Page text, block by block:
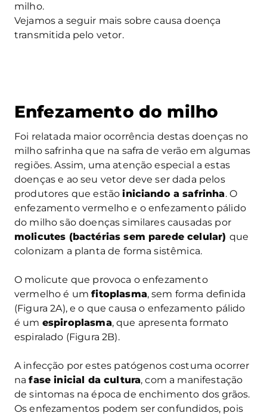
milho.
Vejamos a seguir mais sobre causa doença
transmitida pelo vetor.
Enfezamento do milho
Foi relatada maior ocorrência destas doenças no
milho safrinha que na safra de verão em algumas
regiões. Assim, uma atenção especial a estas
doenças e ao seu vetor deve ser dada pelos
produtores que estãoiniciando a safrinha. O
enfezamento vermelho e o enfezamento pálido
do milho são doenças similares causadas por
molicutes (bactérias sem parede celular) que
colonizam a planta de forma sistêmica.
O molicute que provoca o enfezamento
vermelho é umfitoplasma, sem forma definida
(Figura 2A), e o que causa o enfezamento pálido
é um espiroplasma, que apresenta formato
espiralado (Figura 2B).
A infecção por estes patógenos costuma ocorrer
nafase inicial da cultura, com a manifestação
de sintomas na época de enchimento dos grãos.
Os enfezamentos podem ser confundidos, pois